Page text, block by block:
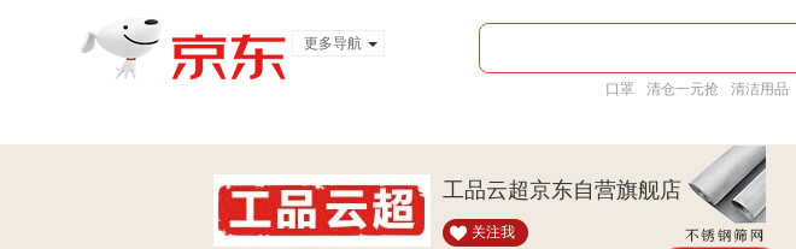
更多导航
口罩 清仓一元抢 清洁用品
工品云超京东自营旗舰店
关注我